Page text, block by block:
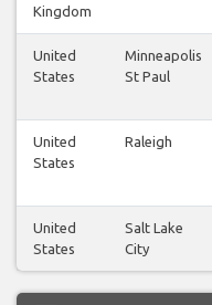
Kingdom
United
States
Minneapolis
St Paul
United
States
Raleigh
United
States
Salt Lake
City